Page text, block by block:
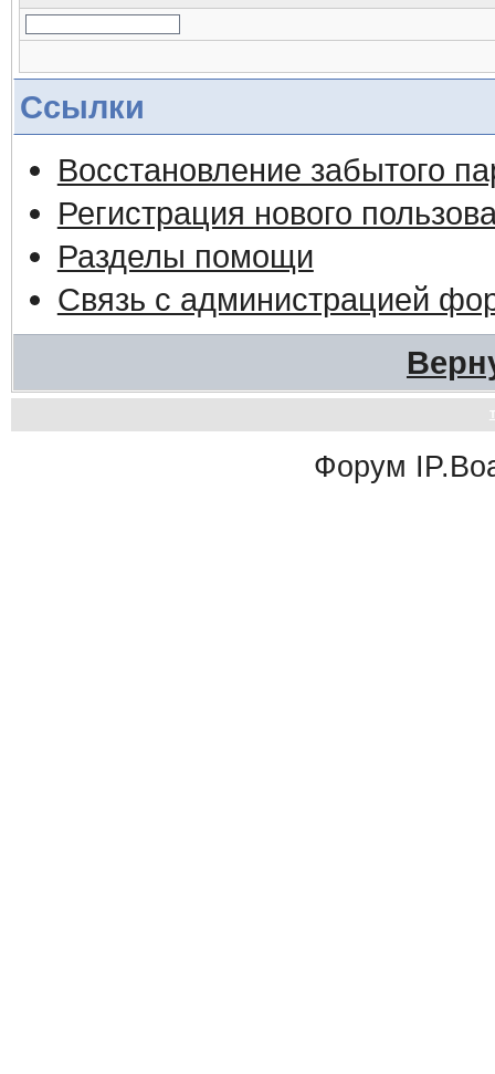
Ссылки
Восстановление забытого
Регистрация нового
Разделы помощи
Связь с администрацией
Форум